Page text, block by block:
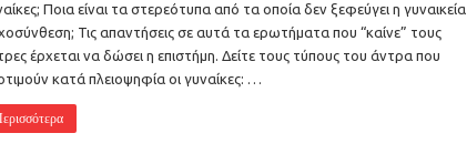
Ποια είναι τα στερεότυπα από τα οποία δεν ξεφεύγει η γυναικεία
Τις απαντήσεις σε αυτά τα ερωτήματα που “καίνε” τους
έρχεται να δώσει η επιστήμη. Δείτε τους τύπους του άντρα που
κατά πλειοψηφία οι γυναίκες: …